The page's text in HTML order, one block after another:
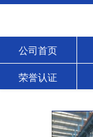
公司首页
荣誉认证